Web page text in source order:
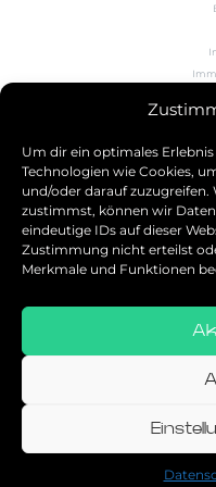
Um dir ein optimales
Technologien wie Cookies,
und/oder darauf zuzugreifen.
zustimmst, können wir
eindeutige IDs auf dieser
Zustimmung nicht erteilst
Merkmale und Funktionen
verifiziert
Allgemeine